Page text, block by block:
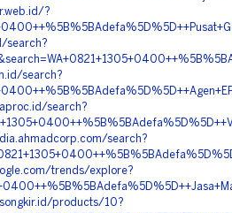
?
search?
search?
search?
search?
trends/explore?
products/10?